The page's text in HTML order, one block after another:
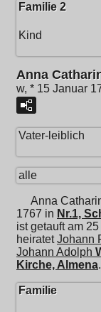
Familie 2
Kind
Anna
w, * 15 Januar
Vater-leiblich
alle
Anna
1767 in Nr.1,
ist getauft am
heiratetJohann
Johann Adolph
Kirche, Almena.
Familie